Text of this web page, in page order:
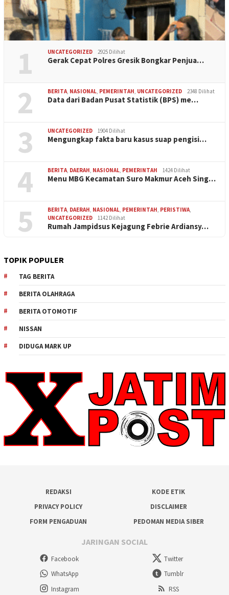
1 UNCATEGORIZED 2925 Dilihat
Gerak Cepat Polres Gresik Bongkar Penjua…
2 BERITA NASIONAL PEMERINTAH UNCATEGORIZED 2348 Dilihat
Data dari Badan Pusat Statistik (BPS) me…
3 UNCATEGORIZED 1904 Dilihat
Mengungkap fakta baru kasus suap pengisi…
4 BERITA DAERAH NASIONAL PEMERINTAH 1424 Dilihat
Menu MBG Kecamatan Suro Makmur Aceh Sing…
5 BERITA DAERAH NASIONAL PEMERINTAH PERISTIWA
UNCATEGORIZED
1142 Dilihat
Rumah Jampidsus Kejagung Febrie Ardiansy…
TOPIK POPULER
TAG BERITA
BERITA OLAHRAGA
BERITA OTOMOTIF
NISSAN
DIDUGA MARK UP
REDAKSI
KODE ETIK
PRIVACY POLICY
DISCLAIMER
FORM PENGADUAN
PEDOMAN MEDIA SIBER
JARINGAN SOCIAL
Facebook
Twitter
WhatsApp
Tumblr
Instagram
RSS